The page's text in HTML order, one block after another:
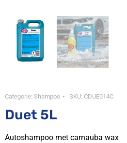
Categorie: Shampoo SKU: CDUE014C
Duet 5L
Autoshampoo met carnauba wax